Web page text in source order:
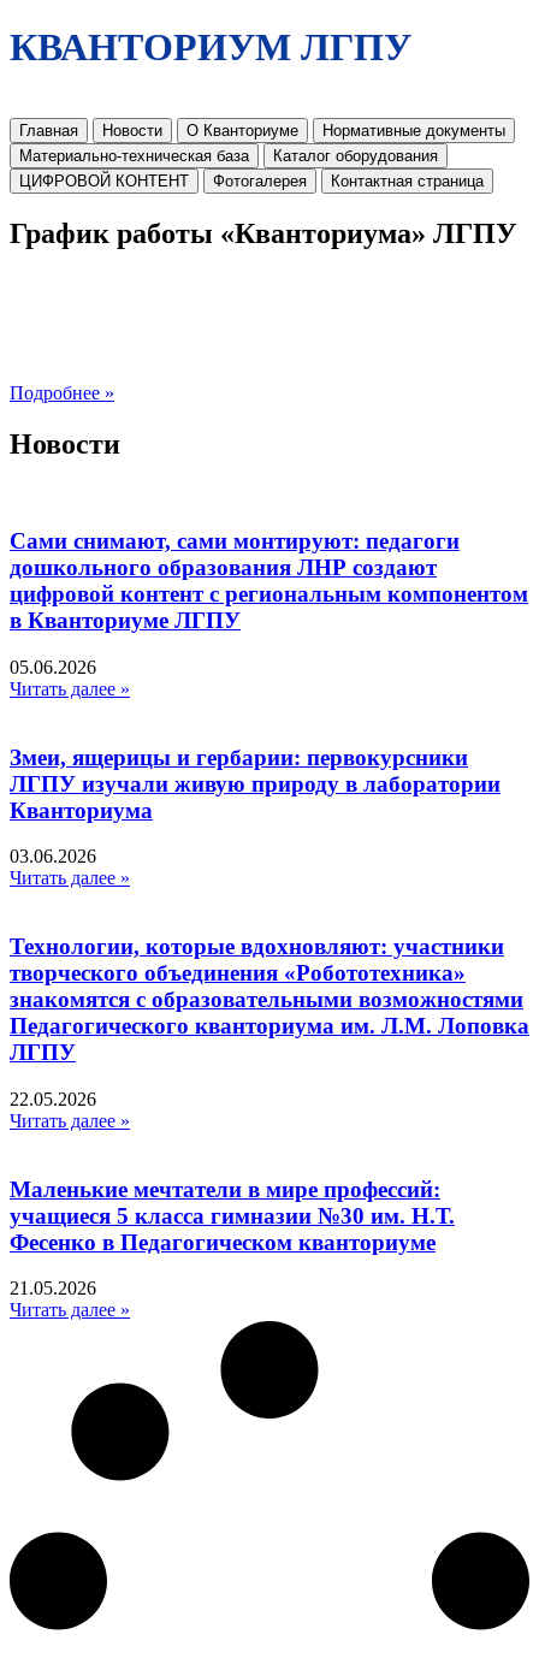
КВАНТОРИУМ ЛГПУ
Главная Новости О Кванториуме
Нормативные документы
Материально-техническая база
Каталог оборудования
ЦИФРОВОЙ КОНТЕНТ
Фотогалерея Контактная страница
График работы «Кванториума» ЛГПУ
Подробнее »
Новости
Сами снимают, сами монтируют: педагоги
дошкольного образования ЛНР создают
цифровой контент с региональным компонентом
в Кванториуме ЛГПУ​
05.06.2026
Читать далее »
Змеи, ящерицы и гербарии: первокурсники
ЛГПУ изучали живую природу в лаборатории
Кванториума
03.06.2026
Читать далее »
Технологии, которые вдохновляют: участники
творческого объединения «Робототехника»
знакомятся с образовательными возможностями
Педагогического кванториума им. Л.М. Лоповка
ЛГПУ
22.05.2026
Читать далее »
Маленькие мечтатели в мире профессий:
учащиеся 5 класса гимназии №30 им. Н.Т.
Фесенко в Педагогическом кванториуме
21.05.2026
Читать далее »